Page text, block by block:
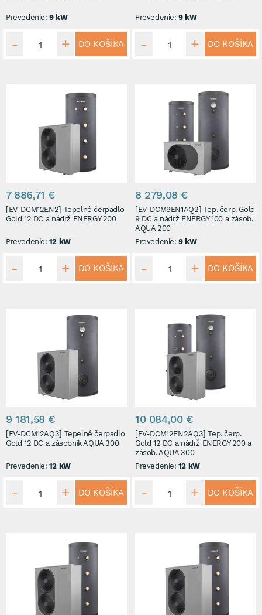
Prevedenie: 9 kW
DO KOŠÍKA
Prevedenie: 9 kW
DO KOŠÍKA
7 886,71 €
[EV-DCM12EN2] Tepelné čerpadlo
Gold 12 DC a nádrž ENERGY 200
Prevedenie: 12 kW
DO KOŠÍKA
8 279,08 €
[EV-DCM9EN1AQ2] Tep. čerp. Gold
9 DC a nádrž ENERGY 100 a zásob.
AQUA 200
Prevedenie: 9 kW
DO KOŠÍKA
9 181,58 €
[EV-DCM12AQ3] Tepelné čerpadlo
Gold 12 DC a zásobník AQUA 300
Prevedenie: 12 kW
DO KOŠÍKA
10 084,00 €
[EV-DCM12EN2AQ3] Tep. čerp.
Gold 12 DC a nádrž ENERGY 200 a
zásob. AQUA 300
Prevedenie: 12 kW
DO KOŠÍKA